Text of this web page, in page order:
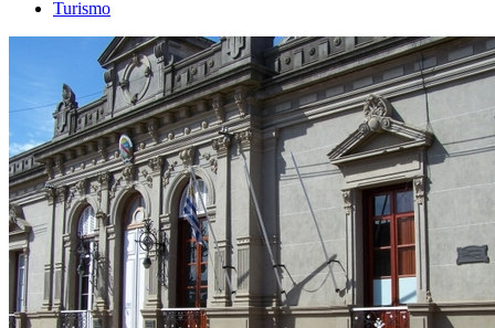
Turismo